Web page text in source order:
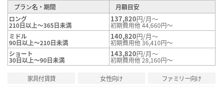
プラン名・期間
月額目安
ロング
210日以上～365日未満
137,820円/月～
初期費用他 44,660円～
ミドル
90日以上～210日未満
140,820円/月～
初期費用他 36,410円～
ショート
30日以上～90日未満
143,820円/月～
初期費用他 28,160円～
家具付賃貸 女性向け
ファミリー向け